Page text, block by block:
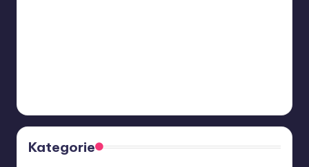
Kategorie